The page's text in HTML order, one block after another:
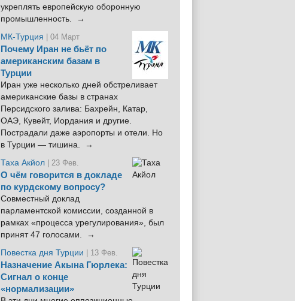
укреплять европейскую оборонную
промышленность. →
МК-Турция
| 04 Март
Почему Иран не бьёт по
американским базам в
Турции
Иран уже несколько дней обстреливает
американские базы в странах
Персидского залива: Бахрейн, Катар,
ОАЭ, Кувейт, Иордания и другие.
Пострадали даже аэропорты и отели. Но
в Турции — тишина. →
Таха Акйол | 23 Фев.
О чём говорится в докладе
по курдскому вопросу?
Совместный доклад
парламентской комиссии, созданной в
рамках «процесса урегулирования», был
принят 47 голосами. →
Повестка дня Турции
| 13 Фев.
Назначение Акына Гюрлека:
Сигнал о конце
«нормализации»